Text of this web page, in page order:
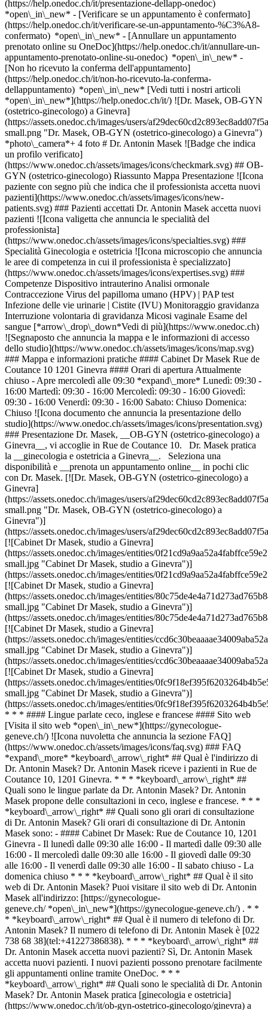
(https://help.onedoc.ch/it/presentazione-dellapp-onedoc)
*open\_in\_new* - [Verificare se un appuntamento è confermato]
(https://help.onedoc.ch/it/verificare-se-un-appuntamento-%C3%A8-
confermato) *open\_in\_new* - [Annullare un appuntamento
prenotato online su OneDoc](https://help.onedoc.ch/it/annullare-un-
appuntamento-prenotato-online-su-onedoc) *open\_in\_new* -
[Non ho ricevuto la conferma dell'appuntamento]
(https://help.onedoc.ch/it/non-ho-ricevuto-la-conferma-
dellappuntamento) *open\_in\_new* [Vedi tutti i nostri articoli
*open\_in\_new*](https://help.onedoc.ch/it/) ![Dr. Masek, OB-GYN
(ostetrico-ginecologo) a Ginevra]
(https://assets.onedoc.ch/images/users/
small.png "Dr. Masek, OB-GYN (ostetrico-ginecologo) a Ginevra")
*photo\_camera*+ 4 foto # Dr. Antonin Masek ![Badge che indica
un profilo verificato]
(https://www.onedoc.ch/assets/images/icons/checkmark.svg) ## OB-
GYN (ostetrico-ginecologo) Riassunto Mappa Presentazione ![Icona
paziente con segno più che indica che il professionista accetta nuovi
pazienti](https://www.onedoc.ch/assets/images/icons/new-
patients.svg) ### Pazienti accettati Dr. Antonin Masek accetta nuovi
pazienti ![Icona valigetta che annuncia le specialità del
professionista]
(https://www.onedoc.ch/assets/images/icons/specialties.svg) ###
Specialità Ginecologia e ostetricia ![Icona microscopio che annuncia
le aree di competenza in cui il professionista è specializzato]
(https://www.onedoc.ch/assets/images/icons/expertises.svg) ###
Competenze Dispositivo intrauterino Analisi ormonale
Contraccezione Virus del papilloma umano (HPV) | PAP test
Infezione delle vie urinarie | Cistite (IVU) Monitoraggio gravidanza
Interruzione volontaria di gravidanza Micosi vaginale Esame del
sangue [*arrow\_drop\_down*Vedi di più](https://www.onedoc.ch)
![Segnaposto che annuncia la mappa e le informazioni di accesso
dello studio](https://www.onedoc.ch/assets/images/icons/map.svg)
### Mappa e informazioni pratiche #### Cabinet Dr Masek Rue de
Coutance 10 1201 Ginevra #### Orari di apertura Attualmente
chiuso - Apre mercoledì alle 09:30 *expand\_more* Lunedì: 09:30 -
16:00 Martedì: 09:30 - 16:00 Mercoledì: 09:30 - 16:00 Giovedì:
09:30 - 16:00 Venerdì: 09:30 - 16:00 Sabato: Chiuso Domenica:
Chiuso ![Icona documento che annuncia la presentazione dello
studio](https://www.onedoc.ch/assets/images/icons/presentation.svg)
### Presentazione Dr. Masek, __OB-GYN (ostetrico-ginecologo) a
Ginevra__, vi accoglie in Rue de Coutance 10. Dr. Masek pratica
la __ginecologia e ostetricia a Ginevra__. Seleziona una
disponibilità e __prenota un appuntamento online__ in pochi clic
con Dr. Masek. [![Dr. Masek, OB-GYN (ostetrico-ginecologo) a
Ginevra]
(https://assets.onedoc.ch/images/users/
small.png "Dr. Masek, OB-GYN (ostetrico-ginecologo) a
Ginevra")]
(https://assets.onedoc.ch/images/users/
[![Cabinet Dr Masek, studio a Ginevra]
(https://assets.onedoc.ch/images/entities/
small.jpg "Cabinet Dr Masek, studio a Ginevra")]
(https://assets.onedoc.ch/images/entities/
[![Cabinet Dr Masek, studio a Ginevra]
(https://assets.onedoc.ch/images/entities/
small.jpg "Cabinet Dr Masek, studio a Ginevra")]
(https://assets.onedoc.ch/images/entities/
[![Cabinet Dr Masek, studio a Ginevra]
(https://assets.onedoc.ch/images/entities/
small.jpg "Cabinet Dr Masek, studio a Ginevra")]
(https://assets.onedoc.ch/images/entities/
[![Cabinet Dr Masek, studio a Ginevra]
(https://assets.onedoc.ch/images/entities/
small.jpg "Cabinet Dr Masek, studio a Ginevra")]
(https://assets.onedoc.ch/images/entities/
* * * #### Lingue parlate ceco, inglese e francese #### Sito web
[Visita il sito web *open\_in\_new*](https://gynecologue-
geneve.ch/) ![Icona nuvoletta che annuncia la sezione FAQ]
(https://www.onedoc.ch/assets/images/icons/faq.svg) ### FAQ
*expand\_more* *keyboard\_arrow\_right* ## Qual è l'indirizzo di
Dr. Antonin Masek? Dr. Antonin Masek riceve i pazienti in Rue de
Coutance 10, 1201 Ginevra. * * * *keyboard\_arrow\_right* ##
Quali sono le lingue parlate da Dr. Antonin Masek? Dr. Antonin
Masek propone delle consultazioni in ceco, inglese e francese. * * *
*keyboard\_arrow\_right* ## Quali sono gli orari di consultazione
di Dr. Antonin Masek? Gli orari di consultazione di Dr. Antonin
Masek sono: - #### Cabinet Dr Masek: Rue de Coutance 10, 1201
Ginevra - Il lunedì dalle 09:30 alle 16:00 - Il martedì dalle 09:30 alle
16:00 - Il mercoledì dalle 09:30 alle 16:00 - Il giovedì dalle 09:30
alle 16:00 - Il venerdì dalle 09:30 alle 16:00 - Il sabato chiuso - La
domenica chiuso * * * *keyboard\_arrow\_right* ## Qual è il sito
web di Dr. Antonin Masek? Puoi visitare il sito web di Dr. Antonin
Masek all'indirizzo: [https://gynecologue-
geneve.ch/ *open\_in\_new*](https://gynecologue-geneve.ch/) . * *
* *keyboard\_arrow\_right* ## Qual è il numero di telefono di Dr.
Antonin Masek? Il numero di telefono di Dr. Antonin Masek è [022
738 68 38](tel:+41227386838). * * * *keyboard\_arrow\_right* ##
Dr. Antonin Masek accetta nuovi pazienti? Sì, Dr. Antonin Masek
accetta nuovi pazienti. I nuovi pazienti possono prenotare facilmente
gli appuntamenti online tramite OneDoc. * * *
*keyboard\_arrow\_right* ## Quali sono le specialità di Dr. Antonin
Masek? Dr. Antonin Masek pratica [ginecologia e ostetricia]
(https://www.onedoc.ch/it/ob-gyn-ostetrico-ginecologo/ginevra) a